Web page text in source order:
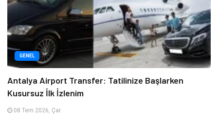
GENEL
Antalya Airport Transfer: Tatilinize Başlarken
Kusursuz İlk İzlenim
08 Tem 2026, Çar